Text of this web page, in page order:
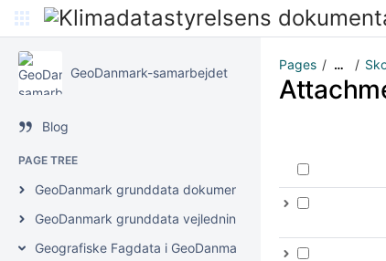
GeoDanmark-samarbejdet
Blog
PAGE TREE
GeoDanmark grunddata dokumentation
GeoDanmark grunddata vejledninger
Geografiske Fagdata i GeoDanmark (GeoFA)
Pages …